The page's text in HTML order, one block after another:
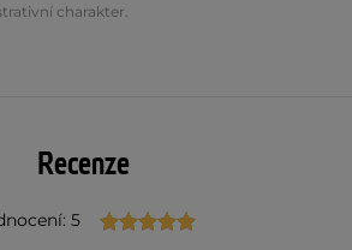
charakter.
Recenze
5